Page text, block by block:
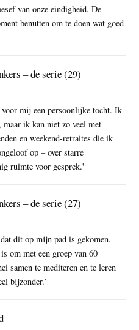
van onze eindigheid. De
benutten om te doen wat goed
– de serie (29)
mij een persoonlijke tocht. Ik
maar ik kan niet zo veel met
en weekend-retraites die ik
op – over starre
ruimte voor gesprek.'
– de serie (27)
dit op mijn pad is gekomen.
om met een groep van 60
samen te mediteren en te leren
bijzonder.’